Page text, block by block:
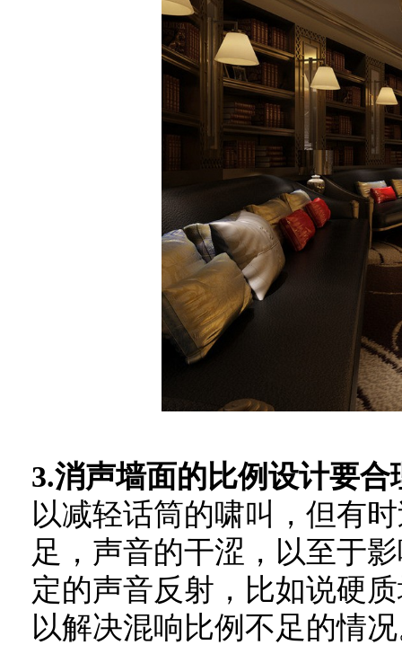
3.消声墙面的比例设计要合
以减轻话筒的啸叫，但有
足，声音的干涩，以至于
定的声音反射，比如说硬
以解决混响比例不足的情